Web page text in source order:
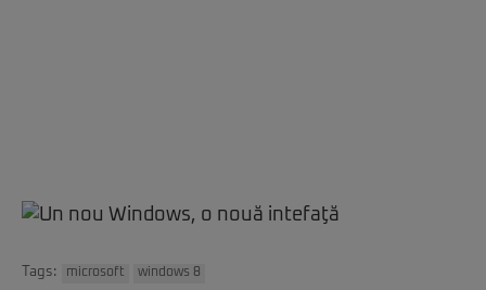
Tags: microsoft windows 8